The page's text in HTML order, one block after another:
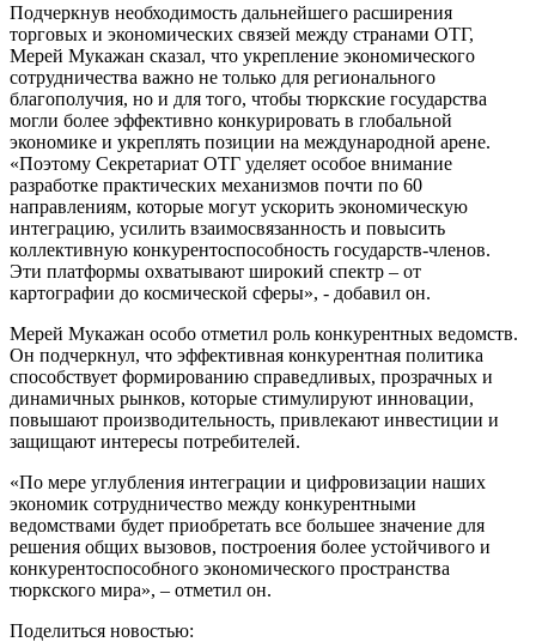
Подчеркнув необходимость дальнейшего расширения
торговых и экономических связей между странами ОТГ,
Мерей Мукажан сказал, что укрепление экономического
сотрудничества важно не только для регионального
благополучия, но и для того, чтобы тюркские государства
могли более эффективно конкурировать в глобальной
экономике и укреплять позиции на международной арене.
«Поэтому Секретариат ОТГ уделяет особое внимание
разработке практических механизмов почти по 60
направлениям, которые могут ускорить экономическую
интеграцию, усилить взаимосвязанность и повысить
коллективную конкурентоспособность государств-членов.
Эти платформы охватывают широкий спектр – от
картографии до космической сферы», - добавил он.
Мерей Мукажан особо отметил роль конкурентных ведомств.
Он подчеркнул, что эффективная конкурентная политика
способствует формированию справедливых, прозрачных и
динамичных рынков, которые стимулируют инновации,
повышают производительность, привлекают инвестиции и
защищают интересы потребителей.
«По мере углубления интеграции и цифровизации наших
экономик сотрудничество между конкурентными
ведомствами будет приобретать все большее значение для
решения общих вызовов, построения более устойчивого и
конкурентоспособного экономического пространства
тюркского мира», – отметил он.
Поделиться новостью: